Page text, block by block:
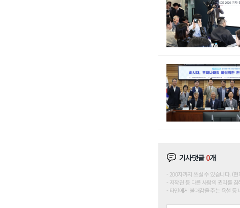
기사댓글0개
200자까지 쓰실 수 있습니다. (
저작권 등 다른 사람의 권리를
타인에게 불쾌감을 주는 욕설 등